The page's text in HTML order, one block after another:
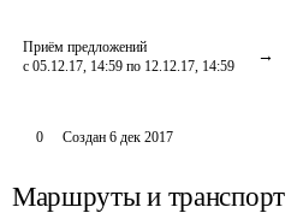
Приём предложений
с 05.12.17, 14:59 по 12.12.17, 14:59
0 Создан 6 дек 2017
Маршруты и транспорт